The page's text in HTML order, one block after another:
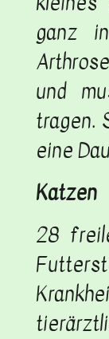
ganz
und
tragen.
eine
Katzen
28